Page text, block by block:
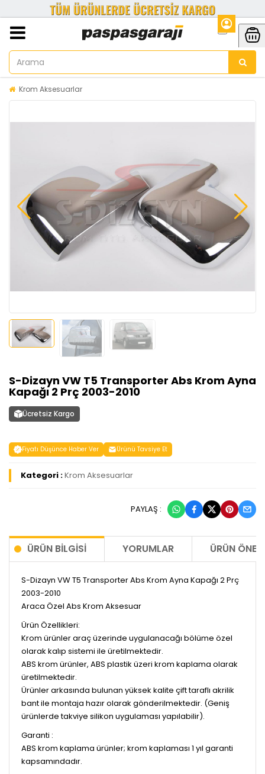
Krom Aksesuarlar
S-Dizayn VW T5 Transporter Abs Krom Ayna
Kapağı 2 Prç 2003-2010
Ücretsiz Kargo
Fiyatı Düşünce Haber Ver Ürünü Tavsiye Et
Kategori :Krom Aksesuarlar
PAYLAŞ :
ÜRÜN BILGISI YORUMLAR ÜRÜN
S-Dizayn VW T5 Transporter Abs Krom Ayna Kapağı 2 Prç
2003-2010
Araca Özel Abs Krom Aksesuar
Ürün Özellikleri:
Krom ürünler araç üzerinde uygulanacağı bölüme özel
olarak kalıp sistemi ile üretilmektedir.
ABS krom ürünler, ABS plastik üzeri krom kaplama olarak
üretilmektedir.
Ürünler arkasında bulunan yüksek kalite çift taraflı akrilik
bant ile montaja hazır olarak gönderilmektedir. (Geniş
ürünlerde takviye silikon uygulaması yapılabilir).
Garanti :
ABS krom kaplama ürünler; krom kaplaması 1 yıl garanti
kapsamındadır.